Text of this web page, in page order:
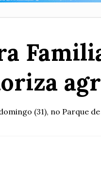
(31), no Parque